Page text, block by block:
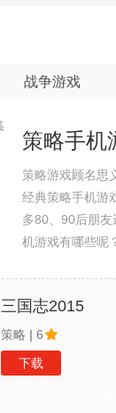
战争游戏
策略手机
策略游戏顾名思
经典策略手机游
多80、90后朋
机游戏有哪些呢
三国志2015
策略 | 6
下载